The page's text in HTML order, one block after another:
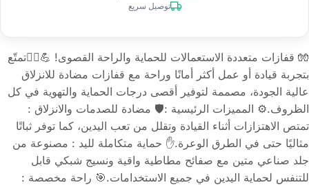
توصيل سريع
🧤 قفازات متعددة الاستعمالات للحماية والراحة القصوى! 💪🚴‍♂️تمتّع
بتجربة قيادة أو عمل أكثر أمانًا وراحة مع قفازات مضادة للانزلاق
عالية الجودة، مصممة لتوفير أقصى درجات الحماية والتهوية في كل
الظروف.⚙️ المميزات الرئيسية :🛡️ مضادة للصدمات والانزلاق :
تمتص الاهتزازات أثناء القيادة وتقلل من تعب اليدين، كما توفر ثباتًا
مثاليًا حتى في الطرق الوعرة.✋ حماية متكاملة لليد : مصنوعة من
جلد صناعي متين مع صفائح مطاطية واقية ونسيج شبكي قابل
للتنفس لحماية اليدين في جميع الاستخدامات.🎯 راحة مخصصة :